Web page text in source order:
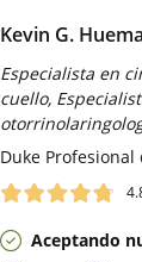
Kevin G.
Especialista en
cuello,
Duke Profesional
Aceptando